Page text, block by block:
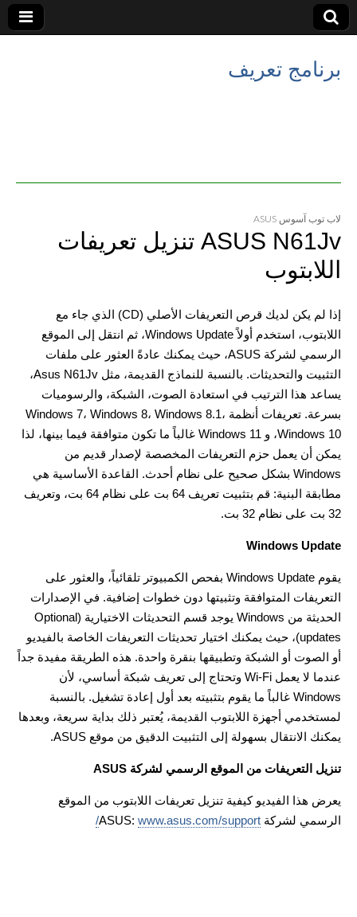
برنامج تعريف
لاب توب آسوس ASUS
ASUS N61Jv تنزيل تعريفات
اللابتوب
إذا لم يكن لديك قرص التعريفات الأصلي (CD) الذي جاء مع
اللابتوب، استخدم أولاً Windows Update، ثم انتقل إلى الموقع
الرسمي لشركة ASUS، حيث يمكنك عادةً العثور على ملفات
التثبيت والتحديثات. بالنسبة للنماذج القديمة، مثل Asus N61Jv،
يساعد هذا الترتيب في استعادة الصوت، الشبكة، والرسوميات
بسرعة. تعريفات أنظمة Windows 7، Windows 8، Windows 8.1،
Windows 10، و Windows 11 غالباً ما تكون متوافقة فيما بينها، لذا
يمكن أن يعمل حزم التعريفات المخصصة لإصدار قديم من
Windows بشكل صحيح على نظام أحدث. القاعدة الأساسية هي
مطابقة البنية: قم بتثبيت تعريف 64 بت على نظام 64 بت، وتعريف
32 بت على نظام 32 بت.
Windows Update
يقوم Windows Update بفحص الكمبيوتر تلقائياً، والعثور على
التعريفات المتوافقة وتثبيتها دون خطوات إضافية. في الإصدارات
الحديثة من Windows يوجد قسم التحديثات الاختيارية (Optional
updates)، حيث يمكنك اختيار تحديثات التعريفات الخاصة بالفيديو
أو الصوت أو الشبكة وتطبيقها بنقرة واحدة. هذه الطريقة مفيدة جداً
عندما لا يعمل Wi-Fi وتحتاج إلى تعريف شبكة أساسي، لأن
Windows غالباً ما يقوم بتثبيته بعد أول إعادة تشغيل. بالنسبة
لمستخدمي أجهزة اللابتوب القديمة، يُعتبر ذلك بداية سريعة، وبعدها
يمكنك الانتقال بسهولة إلى التثبيت الدقيق من موقع ASUS.
تنزيل التعريفات من الموقع الرسمي لشركة ASUS
يعرض هذا الفيديو كيفية تنزيل تعريفات اللابتوب من الموقع
الرسمي لشركة ASUS: www.asus.com/support/